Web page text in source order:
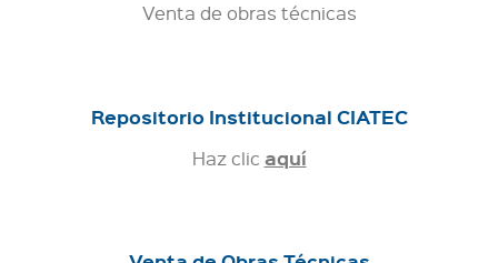
Venta de obras técnicas
Repositorio Institucional CIATEC
Haz clic aquí